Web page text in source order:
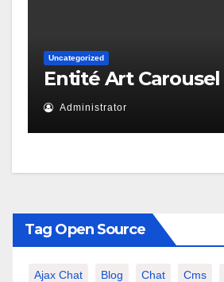
Uncategorized
Entité Art Carousel
Administrator
Tag Open Source
Ajax Chat Blog Chat Cms